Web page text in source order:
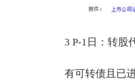
3 P-1日：转股
有可转债且已